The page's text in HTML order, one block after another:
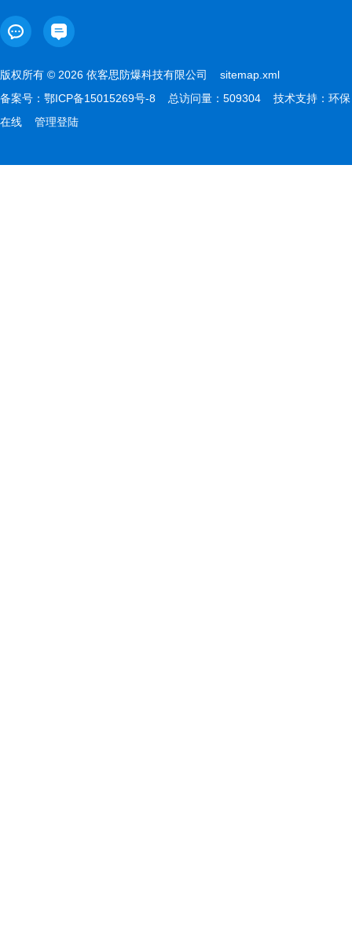
版权所有 © 2026 依客思防爆科技有限公司 sitemap.xml
备案号： 鄂ICP备15015269号-8 总访问量：509304 技术支持： 环保
在线
管理登陆